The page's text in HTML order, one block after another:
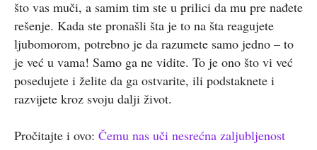
što vas muči, a samim tim ste u prilici da mu pre nađete
rešenje. Kada ste pronašli šta je to na šta reagujete
ljubomorom, potrebno je da razumete samo jedno – to
je već u vama! Samo ga ne vidite. To je ono što vi već
posedujete i želite da ga ostvarite, ili podstaknete i
razvijete kroz svoju dalji život.
Pročitajte i ovo: Čemu nas uči nesrećna zaljubljenost